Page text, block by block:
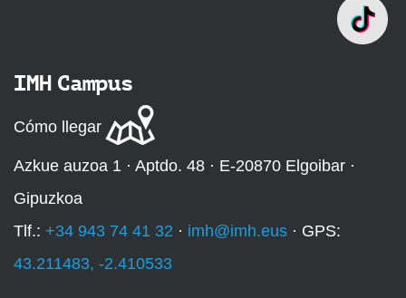
IMH Campus
Cómo llegar
Azkue auzoa 1 · Aptdo. 48 · E-20870 Elgoibar ·
Gipuzkoa
Tlf.: +34 943 74 41 32 · imh@imh.eus · GPS:
43.211483, -2.410533